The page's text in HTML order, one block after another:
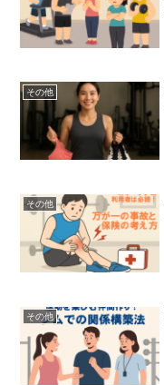
その他
その他
その他